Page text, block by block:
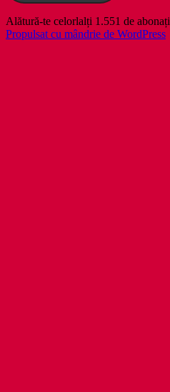
Alătură-te celorlalți 1.551 de
Propulsat cu mândrie de WordPress